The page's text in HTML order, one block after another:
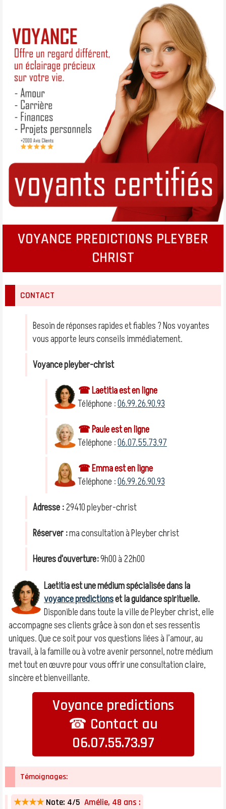
VOYANCE PREDICTIONS PLEYBER
CHRIST
CONTACT
Besoin de réponses rapides et fiables ? Nos voyantes
vous apporte leurs conseils immédiatement.
Voyance pleyber-christ
☎ Laetitia est en ligne
Téléphone :06.99.26.90.93
☎ Paule est en ligne
Téléphone :06.07.55.73.97
☎ Emma est en ligne
Téléphone :06.99.26.90.93
Adresse :29410 pleyber-christ
Réserver :ma consultation à Pleyber christ
Heures d'ouverture:9h00 à 22h00
Laetitia est une médium spécialisée dans la
voyance predictionset la guidance spirituelle.
Disponible dans toute la ville de Pleyber christ, elle
accompagne ses clients grâce à son don et ses ressentis
uniques. Que ce soit pour vos questions liées à l’amour, au
travail, à la famille ou à votre avenir personnel, notre médium
met tout en œuvre pour vous offrir une consultation claire,
sincère et bienveillante.
Voyance predictions
☎ Contact au
06.07.55.73.97
Témoignages:
★★★★ Note: 4/5 Amélie, 48 ans :